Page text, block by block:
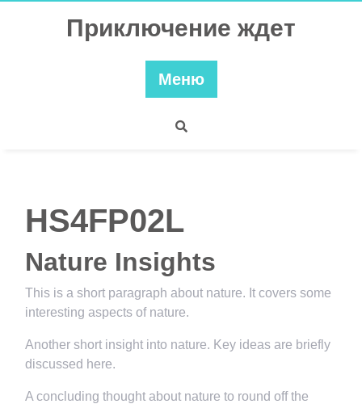
Приключение ждет
Меню
HS4FP02L
Nature Insights
This is a short paragraph about nature. It covers some
interesting aspects of nature.
Another short insight into nature. Key ideas are briefly
discussed here.
A concluding thought about nature to round off the